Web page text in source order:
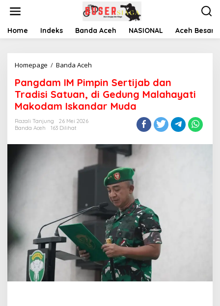
t
Home Indeks Banda Aceh NASIONAL Aceh Besar
Homepage / Banda Aceh
n
g
d
a
P
m
e
r
t
i
a
b
d
Pangdam IM Pimpin Sertijab dan
Tradisi Satuan, di Gedung Malahayati
Makodam Iskandar Muda
Razali Tanjung
26 Mei 2026
Banda Aceh
163 Dilihat